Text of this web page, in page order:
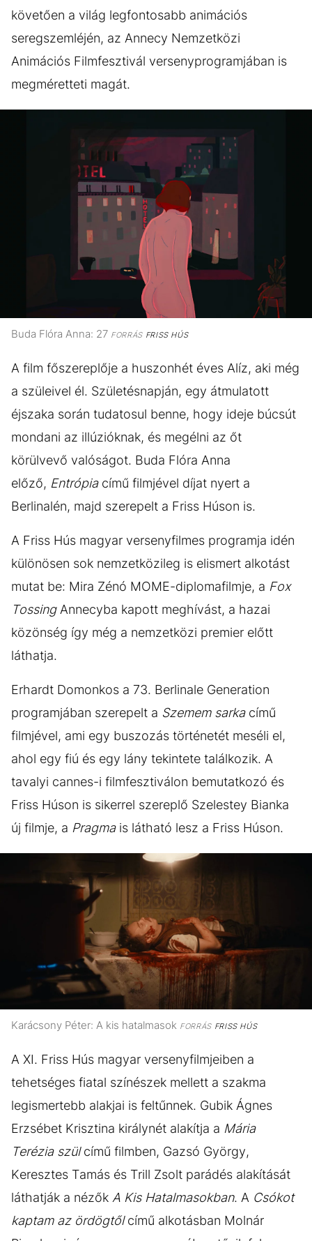
követően a világ legfontosabb animációs
seregszemléjén, az Annecy Nemzetközi
Animációs Filmfesztivál versenyprogramjában is
megméretteti magát.
Buda Flóra Anna: 27 FORRÁSFRISS HÚS
A film főszereplője a huszonhét éves Alíz, aki még
a szüleivel él. Születésnapján, egy átmulatott
éjszaka során tudatosul benne, hogy ideje búcsút
mondani az illúzióknak, és megélni az őt
körülvevő valóságot. Buda Flóra Anna
előző, Entrópiacímű filmjével díjat nyert a
Berlinalén, majd szerepelt a Friss Húson is.
A Friss Hús magyar versenyfilmes programja idén
különösen sok nemzetközileg is elismert alkotást
mutat be: Mira Zénó MOME-diplomafilmje, a Fox
TossingAnnecyba kapott meghívást, a hazai
közönség így még a nemzetközi premier előtt
láthatja.
Erhardt Domonkos a 73. Berlinale Generation
programjában szerepelt a Szemem sarkacímű
filmjével, ami egy buszozás történetét meséli el,
ahol egy fiú és egy lány tekintete találkozik. A
tavalyi cannes-i filmfesztiválon bemutatkozó és
Friss Húson is sikerrel szereplő Szelestey Bianka
új filmje, a Pragmais látható lesz a Friss Húson.
Karácsony Péter: A kis hatalmasok FORRÁSFRISS HÚS
A XI. Friss Hús magyar versenyfilmjeiben a
tehetséges fiatal színészek mellett a szakma
legismertebb alakjai is feltűnnek. Gubik Ágnes
Erzsébet Krisztina királynét alakítja a Mária
Terézia szülcímű filmben, Gazsó György,
Keresztes Tamás és Trill Zsolt parádés alakítását
láthatják a nézők A Kis Hatalmasokban. A Csókot
kaptam az ördögtőlcímű alkotásban Molnár